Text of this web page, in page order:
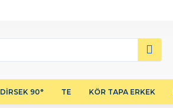
DİRSEK 90° TE KÖR TAPA ERKEK